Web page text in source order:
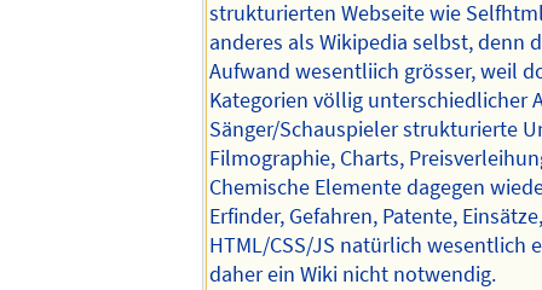
strukturierten Webseite wie
anderes als Wikipedia selbst, denn
Aufwand wesentliich grösser, weil
Kategorien völlig unterschiedlicher
Sänger/Schauspieler strukturierte
Filmographie, Charts,
Chemische Elemente dagegen
Erfinder, Gefahren, Patente,
HTML/CSS/JS natürlich wesentlich
daher ein Wiki nicht notwendig.